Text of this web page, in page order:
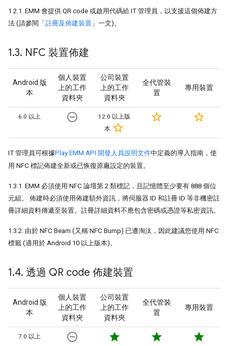
1.2.1. EMM 會提供 QR code 或啟用代碼給 IT 管理員，以支援這個佈建方
法 (請參閱「 註冊及佈建裝置 」一文)。
1.3. NFC 裝置佈建
Android 版
本
個人裝置
上的工作
資料夾
公司裝置
上的工作
資料夾
全代管裝
置
專用裝置
6.0 以上 remove_circle_outline
12.0 以上版
本 star_border
star_border star_border
IT 管理員可根據Play EMM API 開發人員說明文件中定義的導入指南，使
用 NFC 標記佈建全新或已恢復原廠設定的裝置。
1.3.1. EMM 必須使用 NFC 論壇第 2 類標記，且記憶體至少要有 888 個位
元組。 佈建時必須使用佈建額外資訊，將伺服器 ID 和註冊 ID 等非機密註
冊詳細資料傳遞至裝置。註冊詳細資料不應包含密碼或憑證等私密資訊。
1.3.2. 由於 NFC Beam (又稱 NFC Bump) 已遭淘汰，因此建議您使用 NFC
標籤 (適用於 Android 10 以上版本)。
1.4. 透過 QR code 佈建裝置
Android 版
本
個人裝置
上的工作
資料夾
公司裝置
上的工作
資料夾
全代管裝
置
專用裝置
7.0 以上 remove_circle_outline star star star